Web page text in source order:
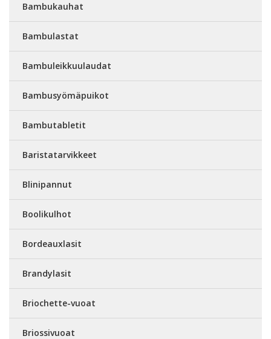
Bambukauhat
Bambulastat
Bambuleikkuulaudat
Bambusyömäpuikot
Bambutabletit
Baristatarvikkeet
Blinipannut
Boolikulhot
Bordeauxlasit
Brandylasit
Briochette-vuoat
Briossivuoat